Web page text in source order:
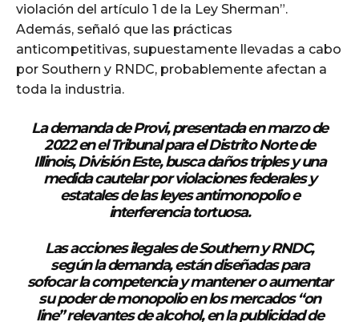
violación del artículo 1 de la Ley Sherman”.
Además, señaló que las prácticas
anticompetitivas, supuestamente llevadas a cabo
por Southern y RNDC, probablemente afectan a
toda la industria.
La demanda de Provi, presentada en marzo de
2022 en el Tribunal para el Distrito Norte de
Illinois, División Este, busca daños triples y una
medida cautelar por violaciones federales y
estatales de las leyes antimonopolio e
interferencia tortuosa.
Las acciones ilegales de Southern y RNDC,
según la demanda, están diseñadas para
sofocar la competencia y mantener o aumentar
su poder de monopolio en los mercados “on
line” relevantes de alcohol, en la publicidad de